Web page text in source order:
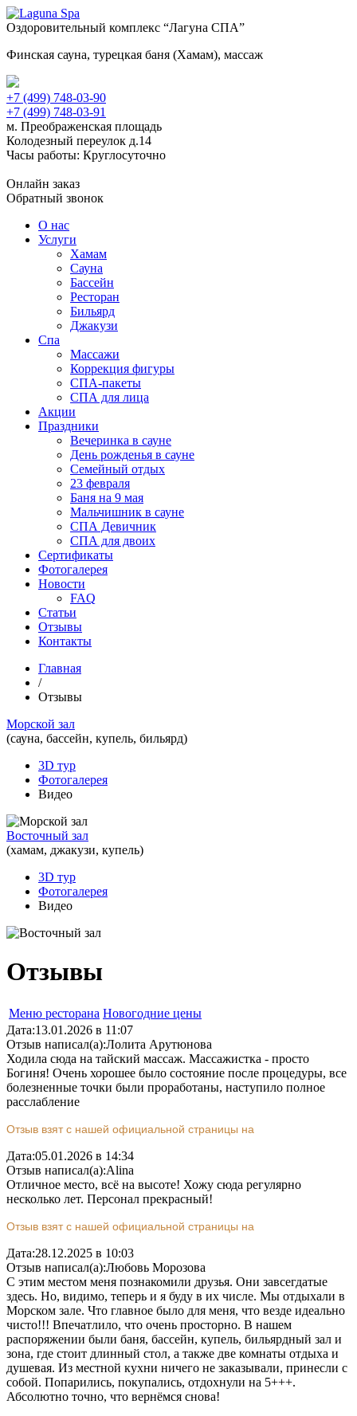
Оздоровительный комплекс “Лагуна СПА”
Финская сауна, турецкая баня (Хамам), массаж
+7 (499) 748-03-90
+7 (499) 748-03-91
м. Преображенская площадь
Колодезный переулок д.14
Часы работы: Круглосуточно
Онлайн заказ
Обратный звонок
О нас
Услуги
Хамам
Сауна
Бассейн
Ресторан
Бильярд
Джакузи
Спа
Массажи
Коррекция фигуры
СПА-пакеты
СПА для лица
Акции
Праздники
Вечеринка в сауне
День рожденья в сауне
Семейный отдых
23 февраля
Баня на 9 мая
Мальчишник в сауне
СПА Девичник
СПА для двоих
Сертификаты
Фотогалерея
Новости
FAQ
Статьи
Отзывы
Контакты
Главная
/
Отзывы
Морской зал
(сауна, бассейн, купель, бильярд)
3D тур
Фотогалерея
Видео
Восточный зал
(хамам, джакузи, купель)
3D тур
Фотогалерея
Видео
Отзывы
Меню ресторана Новогодние цены
Дата:13.01.2026 в 11:07
Отзыв написал(а):Лолита Арутюнова
Ходила сюда на тайский массаж. Массажистка - просто
Богиня! Очень хорошее было состояние после процедуры, все
болезненные точки были проработаны, наступило полное
расслабление
Отзыв взят с нашей официальной страницы на
Дата:05.01.2026 в 14:34
Отзыв написал(а):Alina
Отличное место, всё на высоте! Хожу сюда регулярно
несколько лет. Персонал прекрасный!
Отзыв взят с нашей официальной страницы на
Дата:28.12.2025 в 10:03
Отзыв написал(а):Любовь Морозова
С этим местом меня познакомили друзья. Они завсегдатые
здесь. Но, видимо, теперь и я буду в их числе. Мы отдыхали в
Морском зале. Что главное было для меня, что везде идеально
чисто!!! Впечатлило, что очень просторно. В нашем
распоряжении были баня, бассейн, купель, бильярдный зал и
зона, где стоит длинный стол, а также две комнаты отдыха и
душевая. Из местной кухни ничего не заказывали, принесли с
собой. Попарились, покупались, отдохнули на 5+++.
Абсолютно точно, что вернёмся снова!